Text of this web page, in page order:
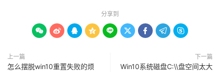
分享到
        
上一篇
怎么摆脱win10重置失败的烦
下一篇
Win10系统磁盘C:\\盘空间太大